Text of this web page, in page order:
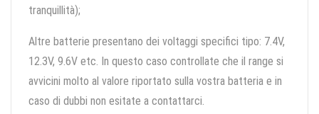
tranquillità);
Altre batterie presentano dei voltaggi specifici tipo: 7.4V,
12.3V, 9.6V etc. In questo caso controllate che il range si
avvicini molto al valore riportato sulla vostra batteria e in
caso di dubbi non esitate a contattarci.